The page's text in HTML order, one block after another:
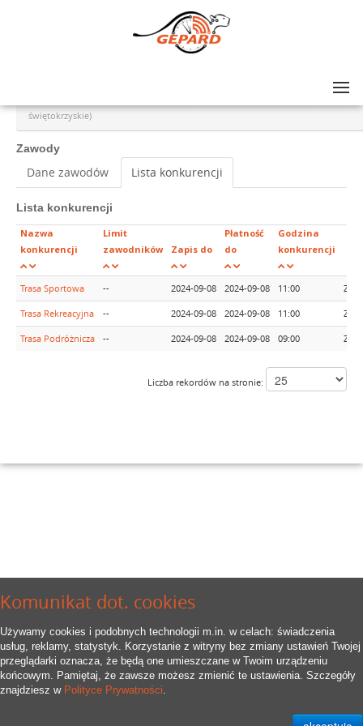
Komunikat dot. cookies
Używamy cookies i podobnych technologii m.in. w celach: świadczenia
usług, reklamy, statystyk. Korzystanie z witryny bez zmiany ustawień Twojej
przeglądarki oznacza, że będą one umieszczane w Twoim urządzeniu
końcowym. Pamiętaj, że zawsze możesz zmienić te ustawienia. Szczegóły
znajdziesz w Polityce Prywatności.
świętokrzyskie)
Zawody
Dane zawodów Lista konkurencji
Lista konkurencji
Nazwa
konkurencji
Limit
zawodników
Zapis do
Płatność
do
Godzina
konkurencji
Trasa Sportowa -- 2024-09-08 2024-09-08 11:00
Trasa Rekreacyjna -- 2024-09-08 2024-09-08 11:00
Trasa Podróżnicza -- 2024-09-08 2024-09-08 09:00
Liczba rekordów na stronie: